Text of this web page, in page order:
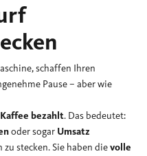
schaffen Ihren
Pause – aber wie
bezahlt. Das bedeutet:
oder sogar Umsatz
stecken. Sie haben dievolle